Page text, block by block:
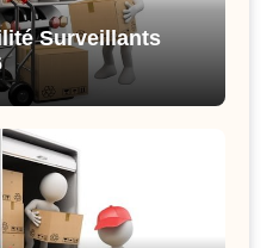
Surveillants